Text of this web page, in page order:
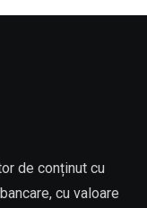
de conținut cu
cu valoare